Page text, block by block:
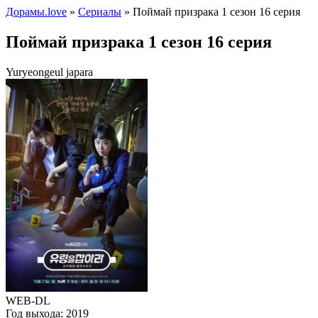
Дорамы.love » Сериалы » Поймай призрака 1 сезон 16 серия
Поймай призрака 1 сезон 16 серия
Yuryeongeul japara
WEB-DL
Год выхода: 2019